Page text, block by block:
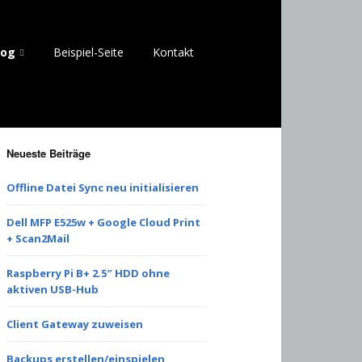
Beispiel-Seite Kontakt
Neueste Beiträge
Offline Datei Sync neu initialisieren
Dell MFP E525w + Google Cloud Print
+ Scan2Mail
Raspberry Pi B+ 2.5″ HDD ohne
aktiven USB-Hub
Client Gateway zuweisen
Backups erstellen/einspielen